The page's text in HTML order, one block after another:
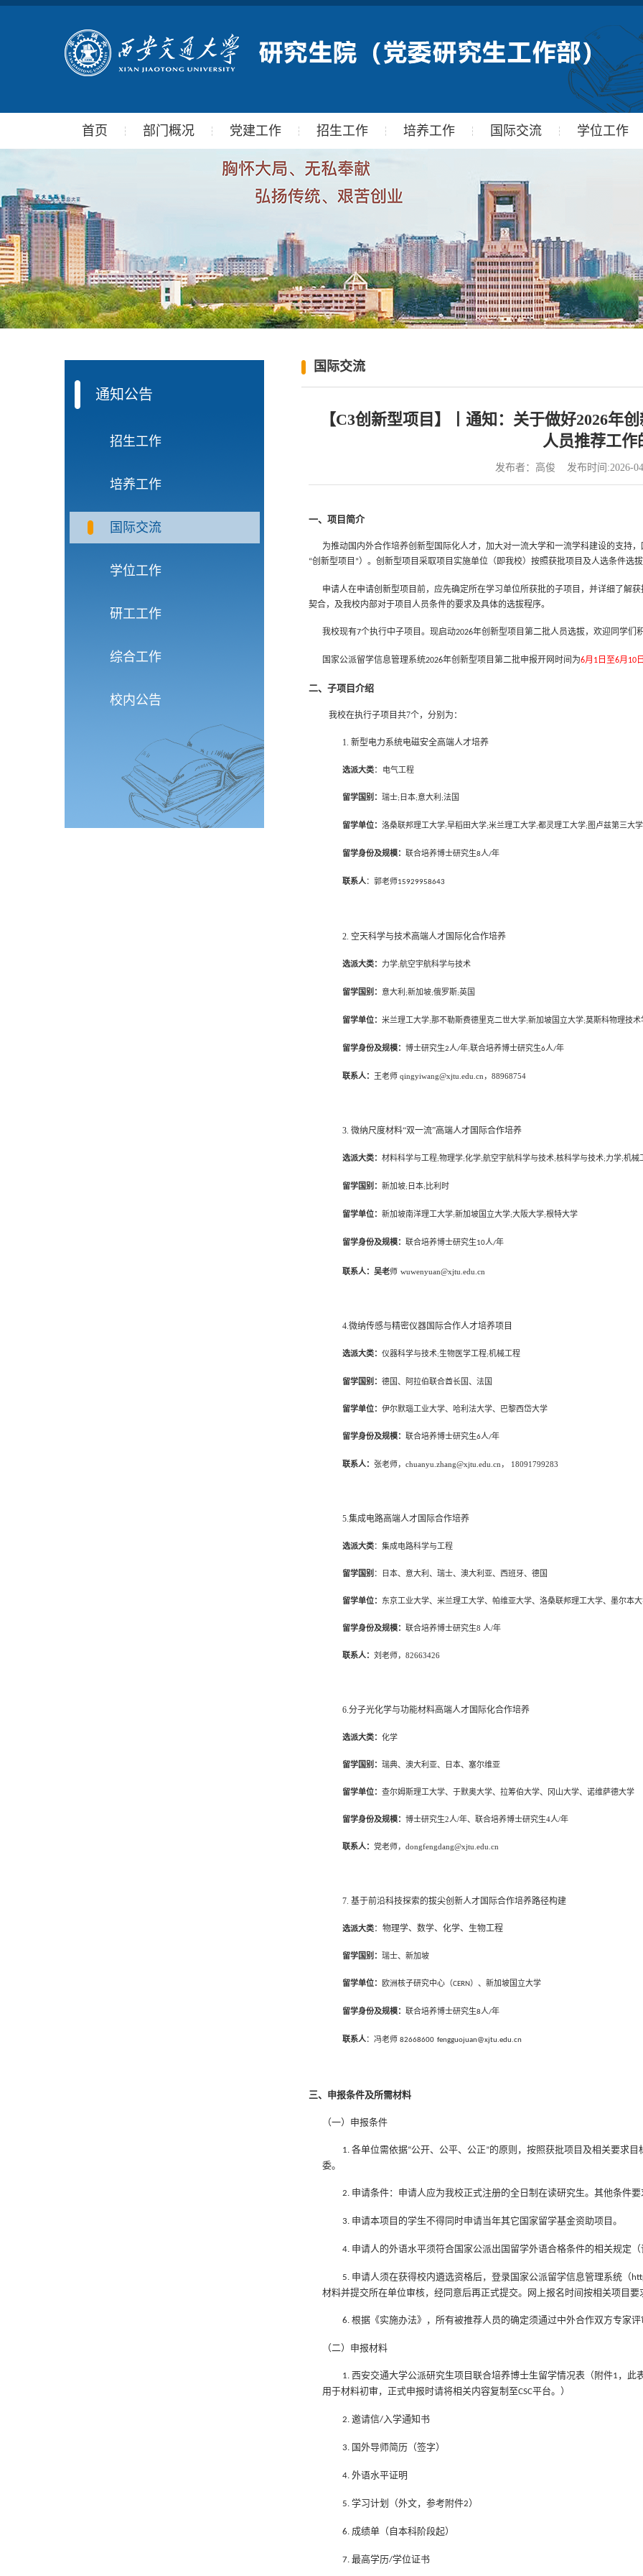
首页 部门概况 党建工作 招生工作 培养工作 国际交流 学位工作
通知公告
招生工作
培养工作
国际交流
学位工作
研工工作
综合工作
校内公告
国际交流
【C3创新型项目】丨通知：关于做好2026年
人员推荐工作
发布者：高俊 发布时间:2026-
一、项目简介
为推动国内外合作培养创新型国际化⼈才，加大对一流大学和一流学科建设的支持
“创新型项目 ”）。创新型项目采取项目实施单位（即我校）按照获批项目及人选条件选
申请人在申请创新型项目前，应先确定所在学习单位所获批的子项目，并详细了解
契合，及我校内部对于项目人员条件的要求及具体的选拔程序。
我校现有7个执行中子项目。现启动2026年创新型项目第二批人员选拔，欢迎同学们
国家公派留学信息管理系统2026年创新型项目第二批申报开网时间为6月 1 日至6月 10 日
二、 子项目介绍
我校在执行子项目共7个，分别为：
1. 新型电力系统电磁安全高端人才培养
选派大类： 电气工程
留学国别： 瑞士; 日本;意大利 ;法国
留学单位： 洛桑联邦理工大学;早稻田大学;米兰理工大学;都灵理工大学; 图卢兹第三大学
留学身份及规模： 联合培养博士研究生8人/年
联系人：郭老师15929958643
2. 空天科学与技术高端人才国际化合作培养
选派大类： 力学;航空宇航科学与技术
留学国别： 意大利 ;新加坡;俄罗斯;英国
留学单位： 米兰理工大学;那不勒斯费德里克二世大学;新加坡国立大学;莫斯科物理技术
留学身份及规模： 博士研究生2人/年;联合培养博士研究生6人/年
联系人： 王老师 qingyiwang@xjtu.edu.cn，88968754
3. 微纳尺度材料“双一流”高端人才国际合作培养
选派大类： 材料科学与工程;物理学;化学;航空宇航科学与技术;核科学与技术;力学;机械
留学国别： 新加坡; 日本; 比利时
留学单位： 新加坡南洋理工大学;新加坡国立大学;大阪大学;根特大学
留学身份及规模： 联合培养博士研究生10人/年
联系人： 吴老师 wuwenyuan@xjtu.edu.cn
4.微纳传感与精密仪器国际合作人才培养项目
选派大类： 仪器科学与技术;生物医学工程;机械工程
留学国别： 德国、阿拉伯联合酋长国、法国
留学单位： 伊尔默瑙工业大学、哈利法大学、巴黎西岱大学
留学身份及规模： 联合培养博士研究生6人/年
联系人： 张老师， chuanyu.zhang@xjtu.edu.cn， 18091799283
5.集成电路高端人才国际合作培养
选派大类：集成电路科学与工程
留学国别 ：日本、意大利、瑞士、澳大利亚、西班牙、德国
留学单位： 东京工业大学、米兰理工大学、帕维亚大学、洛桑联邦理工大学、墨尔本
留学身份及规模： 联合培养博士研究生8 人/年
联系人： 刘 老师， 82663426
6.分子光化学与功能材料高端人才国际化合作培养
选派大类： 化学
留学国别： 瑞典、澳大利亚、日本、塞尔维亚
留学单位： 查尔姆斯理工大学、于默奥大学、拉筹伯大学、冈山大学、诺维萨德大学
留学身份及规模： 博士研究生2人/年、联合培养博士研究生4人/年
联系人： 党老师， dongfengdang@xjtu.edu.cn
7. 基于前沿科技探索的拔尖创新人才国际合作培养路径构建
选派大类： 物理学、数学、化学、生物工程
留学国别： 瑞士、 新加坡
留学单位： 欧洲核子研究中心（CERN）、新加坡国立大学
留学身份及规模： 联合培养博士研究生8人/年
联系人： 冯老师 82668600 fengguojuan@xjtu.edu.cn
三、申报条件及所需材料
（一）申报条件
1. 各单位需依据“公开、公平、公正”的原则，按照获批项目及相关要求
委。
2. 申请条件：申请人应为我校正式注册的全日制在读研究生。其他条件要
3. 申请本项目的学生不得同时申请当年其它国家留学基金资助项目。
4. 申请人的外语水平须符合国家公派出国留学外语合格条件的相关规定（
5. 申请人须在获得校内遴选资格后，登录国家公派留学信息管理系统（
材料并提交所在单位审核，经同意后再正式提交。网上报名时间按相关项目要
6. 根据《实施办法》，所有被推荐人员的确定须通过中外合作双方专家评
（二）申报材料
1. 西安交通大学公派研究生项目联合培养博士生留学情况表 （ 附件1 ，此
用于材料初审，正式申报时请将相关内容复制至CSC平台。 ）
2. 邀请信/入学通知书
3. 国外导师简历 （签字）
4. 外语水平证明
5. 学习计划（外文， 参考附件2）
6. 成绩单（自本科阶段起）
7. 最高学历/学位证书